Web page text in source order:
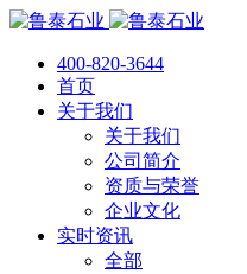
400-820-3644
首页
关于我们
关于我们
公司简介
资质与荣誉
企业文化
实时资讯
全部